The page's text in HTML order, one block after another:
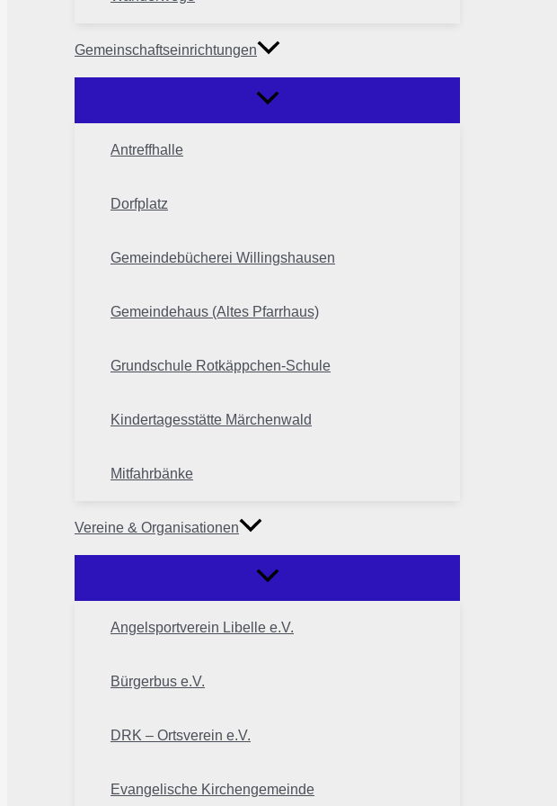
Gemeinschaftseinrichtungen
Antreffhalle
Dorfplatz
Gemeindebücherei Willingshausen
Gemeindehaus (Altes Pfarrhaus)
Grundschule Rotkäppchen-Schule
Kindertagesstätte Märchenwald
Mitfahrbänke
Vereine & Organisationen
Angelsportverein Libelle e.V.
Bürgerbus e.V.
DRK – Ortsverein e.V.
Evangelische Kirchengemeinde